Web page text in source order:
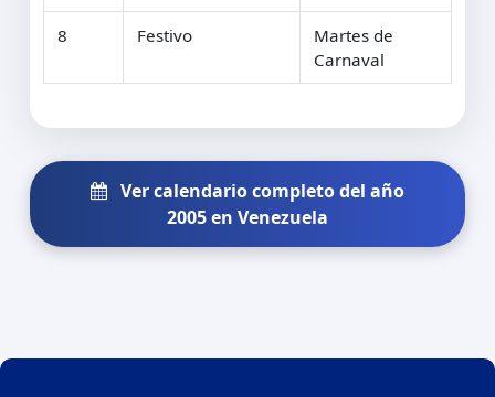
8 Festivo
Martes de
Carnaval
Ver calendario completo del año
2005 en Venezuela